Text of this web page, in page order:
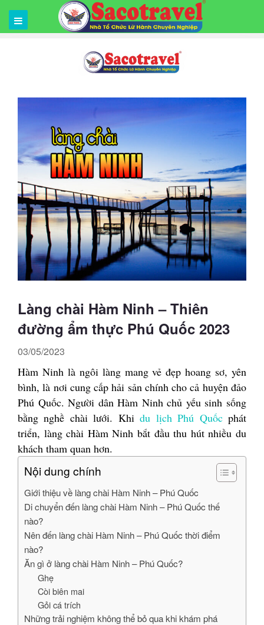
Làng chài Hàm Ninh – Thiên
đường ẩm thực Phú Quốc 2023
03/05/2023
Hàm Ninh là ngôi làng mang vẻ đẹp hoang sơ, yên
bình, là nơi cung cấp hải sản chính cho cả huyện đảo
Phú Quốc. Người dân Hàm Ninh chủ yếu sinh sống
bằng nghề chài lưới. Khidu lịch Phú Quốcphát
triển, làng chài Hàm Ninh bắt đầu thu hút nhiều du
khách tham quan hơn.
Nội dung chính
Giới thiệu về làng chài Hàm Ninh – Phú Quốc
Di chuyển đến làng chài Hàm Ninh – Phú Quốc thế
nào?
Nên đến làng chài Hàm Ninh – Phú Quốc thời điểm
nào?
Ăn gì ở làng chài Hàm Ninh – Phú Quốc?
Ghẹ
Còi biên mai
Gỏi cá trích
Những trải nghiệm không thể bỏ qua khi khám phá